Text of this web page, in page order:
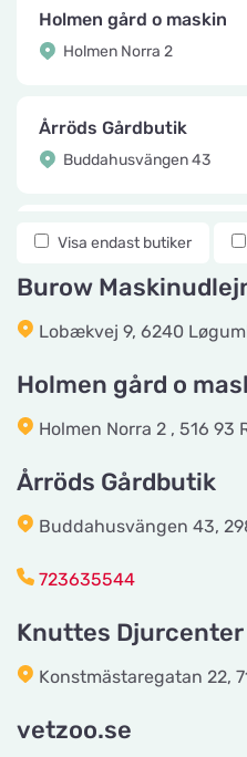
Holmen gård o maskin
Holmen Norra 2
Årröds Gårdbutik
Buddahusvängen 43
Knuttes Djurcenter
vetzoo.se
Frösundaviks Allé 1
Summerredvej 1
Tingholmgård dyrefoder
Visa endast butiker
Burow
Lobækvej 9, 6240
Holmen gård o
Holmen Norra 2 , 516 93
Årröds Gårdbutik
Buddahusvängen 43,
723635544
Knuttes Djurcenter
Konstmästaregatan 22,
vetzoo.se